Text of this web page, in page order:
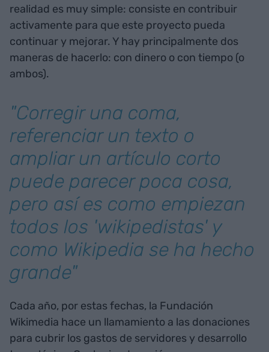
realidad es muy simple: consiste en contribuir
activamente para que este proyecto pueda
continuar y mejorar. Y hay principalmente dos
maneras de hacerlo: con dinero o con tiempo (o
ambos).
"Corregir una coma,
referenciar un texto o
ampliar un artículo corto
puede parecer poca cosa,
pero así es como empiezan
todos los 'wikipedistas' y
como Wikipedia se ha hecho
grande"
Cada año, por estas fechas, la Fundación
Wikimedia hace un llamamiento a las donaciones
para cubrir los gastos de servidores y desarrollo